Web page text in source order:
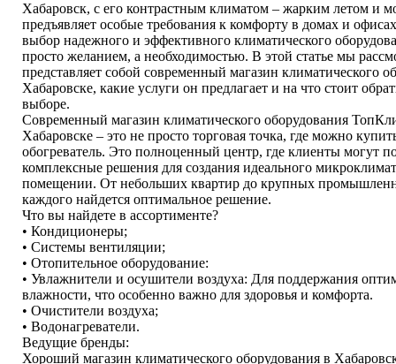
Хабаровск, с его контрастным климатом – жарким летом и
предъявляет особые требования к комфорту в домах и
выбор надежного и эффективного климатического
просто желанием, а необходимостью. В этой статье мы
представляет собой современный магазин климатического
Хабаровске, какие услуги он предлагает и на что стоит
выборе.
Современный магазин климатического оборудования
Хабаровске – это не просто торговая точка, где можно
обогреватель. Это полноценный центр, где клиенты могут
комплексные решения для создания идеального
помещении. От небольших квартир до крупных
каждого найдется оптимальное решение.
Что вы найдете в ассортименте?
• Кондиционеры;
• Системы вентиляции;
• Отопительное оборудование:
• Увлажнители и осушители воздуха: Для поддержания
влажности, что особенно важно для здоровья и комфорта.
• Очистители воздуха;
• Водонагреватели.
Ведущие бренды:
Хороший магазин климатического оборудования в